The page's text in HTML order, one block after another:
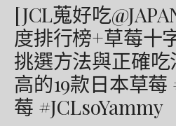
[JCL蒐好吃
度排行榜+草莓十
挑選方法與正確
高的19款日本草莓
莓 #JCLsoYammy